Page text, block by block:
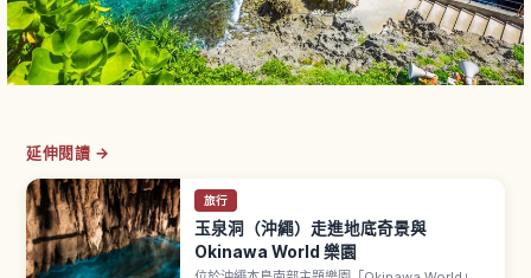
延伸閱讀 →
旅行
玉泉洞（沖繩）走進地底奇景與
Okinawa World 樂園